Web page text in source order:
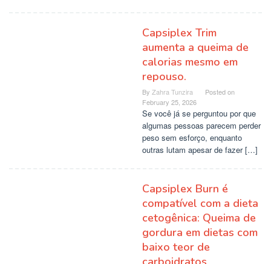
Capsiplex Trim
aumenta a queima de
calorias mesmo em
repouso.
By Zahra Tunzira
Posted on
February 25, 2026
Se você já se perguntou por que
algumas pessoas parecem perder
peso sem esforço, enquanto
outras lutam apesar de fazer […]
Capsiplex Burn é
compatível com a dieta
cetogênica: Queima de
gordura em dietas com
baixo teor de